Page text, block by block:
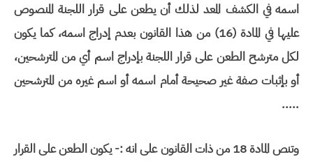
اسمه في الكشف المعد لذلك أن يطعن على قرار اللجنة المنصوص
عليها في المادة (16) من هذا القانون بعدم إدراج اسمه، كما يكون
لكل مترشح الطعن على قرار اللجنة بإدراج اسم أي من المترشحين،
أو بإثبات صفة غير صحيحة أمام اسمه أو اسم غيره من المترشحين
.....
وتنص المادة 18 من ذات القانون على انه :- يكون الطعن على القرار